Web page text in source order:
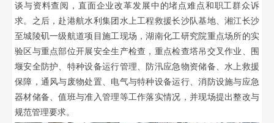
谈与资料查阅，直面企业改革发展中的堵点难点和职工群众诉
求。之后，赴港航水利集团水上工程救援长沙队基地、湘江长沙
至城陵矶一级航道项目施工现场，湖南化工研究院重点场所的实
验区与重点部位开展安全生产检查，重点检查塔吊交叉作业、围
堰安全防护、特种设备运行管理、防汛应急物资储备、水上救援
保障，通风与废物处置、电气与特种设备运行、消防设施与应急
器材储备、值班与准入管理等工作落实情况，并现场提出整改与
规范管理要求。